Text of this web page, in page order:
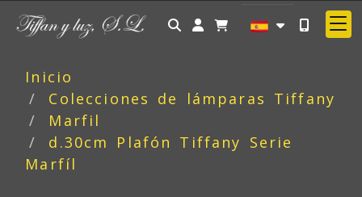
Identifícate
Inicio
Colecciones de lámparas Tiffany
Marfil
d.30cm Plafón Tiffany Serie
Marfíl